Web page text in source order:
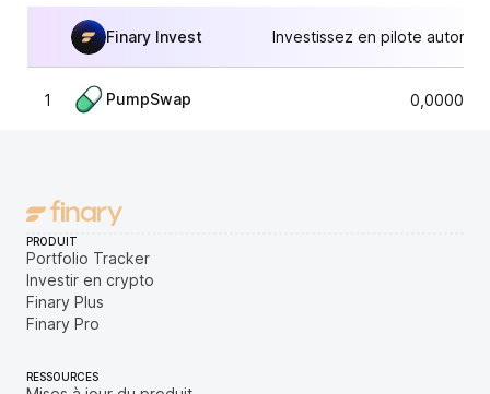
Finary Invest Investissez en pilote
1 PumpSwap
PRODUIT
Portfolio Tracker
Investir en crypto
Finary Plus
Finary Pro
RESSOURCES